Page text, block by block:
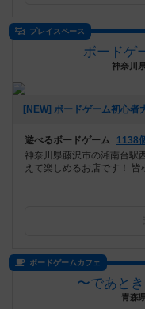
プレイスペース
ボードゲ
神奈川
遊べるボードゲーム
1138
神奈川県藤沢市の湘南台駅
えて楽しめるお店です！
ボードゲームカフェ
〜であと
青森